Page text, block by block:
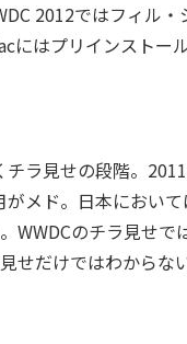
2012ではフィル・
にはプリインストー
ラ見せの段階。
メド。日本において
WWDCのチラ見せで
せだけではわからな